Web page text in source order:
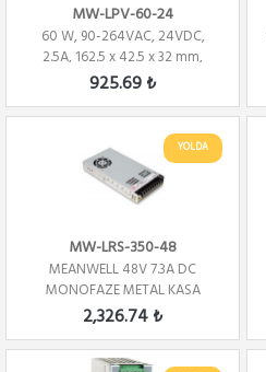
MW-LPV-60-24
60 W, 90-264VAC, 24VDC,
2.5A, 162.5 x 42.5 x 32 mm,
Aydınlatma Güç...
925.69 ₺
YOLDA
MW-LRS-350-48
MEANWELL 48V 7.3A DC
MONOFAZE METAL KASA
2,326.74 ₺